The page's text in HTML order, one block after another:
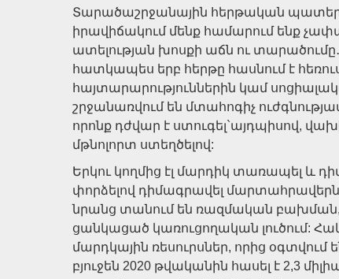
Տարածաշրջանային հերթական
իրավիճակում մենք համարում ենք
ատելության խոսքի աճն ու
հատկապես երբ հերթը հասնում է
հայտարարություններին կամ
շրջանառվում են մտահոգիչ
որոնք դժվար է ստուգել`այդպիսով,
մթնոլորտ ստեղծելով:
Երկու կողմից էլ մարդիկ տառապել և
փորձելով դիմագրավել
նրանց տանում են ռազմական
ցանկացած կառուցողական լուծում:
մարդկային ռեսուրսներ, որից
բյուջեն 2020 թվականին հասել է 2,3